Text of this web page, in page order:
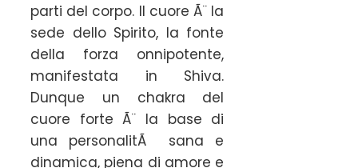
parti del corpo. Il cuore Ã¨ la
sede dello Spirito, la fonte
della forza onnipotente,
manifestata in Shiva.
Dunque un chakra del
cuore forte Ã¨ la base di
una personalitÃ sana e
dinamica, piena di amore e